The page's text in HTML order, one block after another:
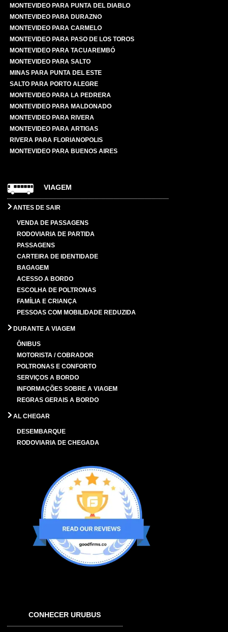
MONTEVIDEO PARA PUNTA DEL DIABLO
MONTEVIDEO PARA DURAZNO
MONTEVIDEO PARA CARMELO
MONTEVIDEO PARA PASO DE LOS TOROS
MONTEVIDEO PARA TACUAREMBÓ
MONTEVIDEO PARA SALTO
MINAS PARA PUNTA DEL ESTE
SALTO PARA PORTO ALEGRE
MONTEVIDEO PARA LA PEDRERA
MONTEVIDEO PARA MALDONADO
MONTEVIDEO PARA RIVERA
MONTEVIDEO PARA ARTIGAS
RIVERA PARA FLORIANOPOLIS
MONTEVIDEO PARA BUENOS AIRES
VIAGEM
ANTES DE SAIR
VENDA DE PASSAGENS
RODOVIARIA DE PARTIDA
PASSAGENS
CARTEIRA DE IDENTIDADE
BAGAGEM
ACESSO A BORDO
ESCOLHA DE POLTRONAS
FAMÍLIA E CRIANÇA
PESSOAS COM MOBILIDADE REDUZIDA
DURANTE A VIAGEM
ÔNIBUS
MOTORISTA / COBRADOR
POLTRONAS E CONFORTO
SERVIÇOS A BORDO
INFORMAÇÕES SOBRE A VIAGEM
REGRAS GERAIS A BORDO
AL CHEGAR
DESEMBARQUE
RODOVIARIA DE CHEGADA
CONHECER URUBUS